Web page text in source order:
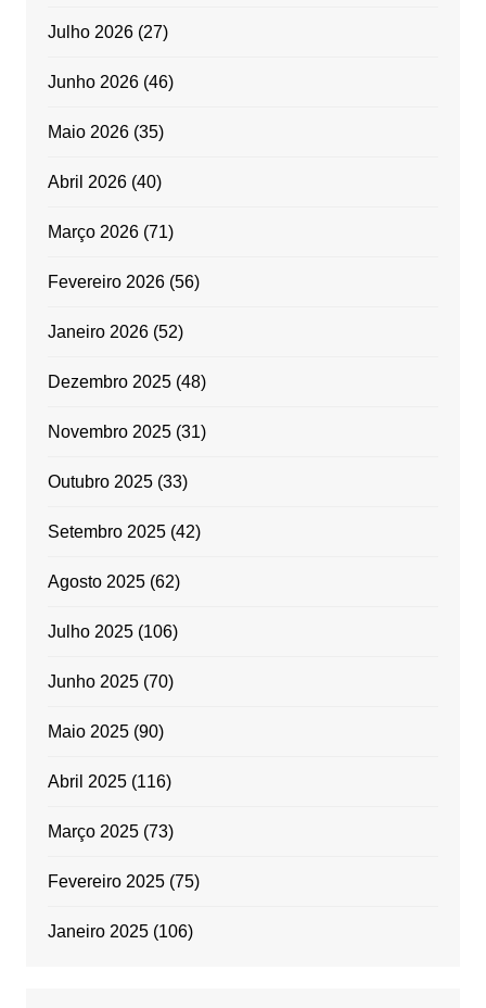
Julho 2026(27)
Junho 2026(46)
Maio 2026(35)
Abril 2026(40)
Março 2026(71)
Fevereiro 2026(56)
Janeiro 2026(52)
Dezembro 2025(48)
Novembro 2025(31)
Outubro 2025(33)
Setembro 2025(42)
Agosto 2025(62)
Julho 2025(106)
Junho 2025(70)
Maio 2025(90)
Abril 2025(116)
Março 2025(73)
Fevereiro 2025(75)
Janeiro 2025(106)